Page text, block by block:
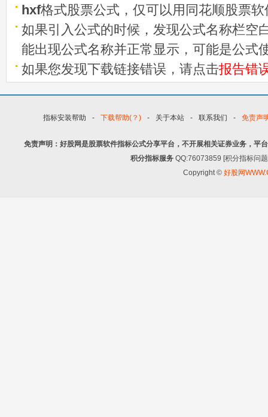
hxf格式股票公式，仅可以用同花顺股票
如果引入公式的时候，发现公式名称栏空
能出现公式名称并正常显示，可能是公式
如果您发现下载链接错误，请点击报告错
指标安装帮助 - 下载帮助(？) - 关于本站 - 联系我们 - 免责声
免责声明：好股网是股票软件指标公式分享平台，不开展相关证券业务，平
积分指标服务 QQ:76073859 [积分指标问
Copyright © 好股网